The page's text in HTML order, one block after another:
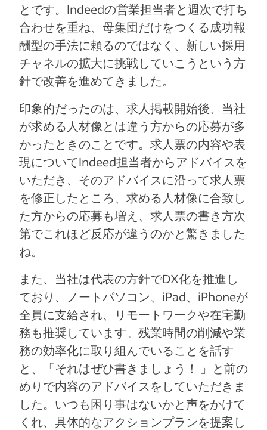
とです。Indeedの営業担当者と週次で打ち
合わせを重ね、母集団だけをつくる成功報
酬型の手法に頼るのではなく、新しい採用
チャネルの拡大に挑戦していこうという方
針で改善を進めてきました。
印象的だったのは、求人掲載開始後、当社
が求める人材像とは違う方からの応募が多
かったときのことです。求人票の内容や表
現についてIndeed担当者からアドバイスを
いただき、そのアドバイスに沿って求人票
を修正したところ、求める人材像に合致し
た方からの応募も増え、求人票の書き方次
第でこれほど反応が違うのかと驚きました
ね。
また、当社は代表の方針でDX化を推進し
ており、ノートパソコン、iPad、iPhoneが
全員に支給され、リモートワークや在宅勤
務も推奨しています。残業時間の削減や業
務の効率化に取り組んでいることを話す
と、「それはぜひ書きましょう！ 」と前の
めりで内容のアドバイスをしていただきま
した。いつも困り事はないかと声をかけて
くれ、具体的なアクションプランを提案し